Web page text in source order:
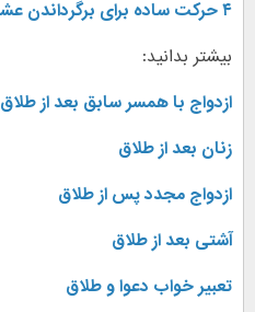
۴ حرکت ساده برای برگرداندن عشق از دست رفته
بیشتر بدانید:
ازدواج با همسر سابق بعد از طلاق
زنان بعد از طلاق
ازدواج مجدد پس از طلاق
آشتی بعد از طلاق
تعبیر خواب دعوا و طلاق